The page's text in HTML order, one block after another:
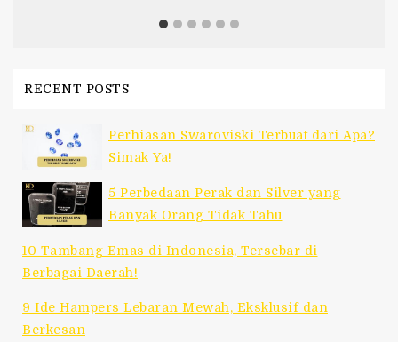
RECENT POSTS
Perhiasan Swaroviski Terbuat dari Apa?
Simak Ya!
5 Perbedaan Perak dan Silver yang
Banyak Orang Tidak Tahu
10 Tambang Emas di Indonesia, Tersebar di
Berbagai Daerah!
9 Ide Hampers Lebaran Mewah, Eksklusif dan
Berkesan